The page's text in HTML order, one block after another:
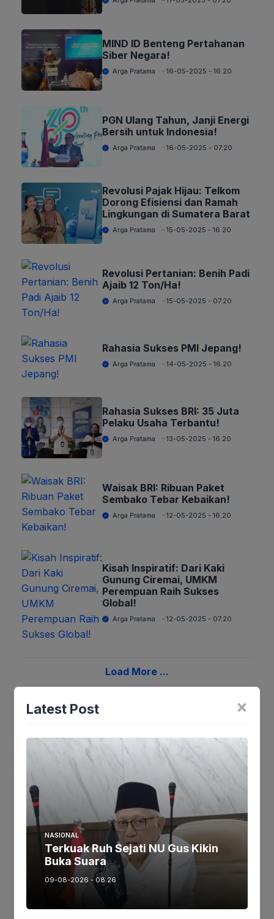
MIND ID Benteng Pertahanan
Siber Negara!
Arga Pratama 16-05-2025 - 16.20
PGN Ulang Tahun, Janji Energi
Bersih untuk Indonesia!
Arga Pratama 16-05-2025 - 07.20
Revolusi Pajak Hijau: Telkom
Dorong Efisiensi dan Ramah
Lingkungan di Sumatera Barat
Arga Pratama 15-05-2025 - 16.20
Revolusi Pertanian: Benih Padi
Ajaib 12 Ton/Ha!
Arga Pratama 15-05-2025 - 07.20
Rahasia Sukses PMI Jepang!
Arga Pratama 14-05-2025 - 16.20
Rahasia Sukses BRI: 35 Juta
Pelaku Usaha Terbantu!
Arga Pratama 13-05-2025 - 16.20
Waisak BRI: Ribuan Paket
Sembako Tebar Kebaikan!
Arga Pratama 12-05-2025 - 16.20
Kisah Inspiratif: Dari Kaki
Gunung Ciremai, UMKM
Perempuan Raih Sukses
Global!
Arga Pratama 12-05-2025 - 07.20
Load More ...
×
Latest Post
NASIONAL
Terkuak Ruh Sejati NU Gus Kikin
Buka Suara
09-08-2026 - 08.26